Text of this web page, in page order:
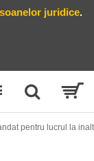
juridice.
pentru lucrul la